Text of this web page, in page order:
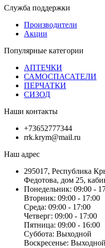
Служба поддержки
Производители
Акции
Популярные категории
АПТЕЧКИ
САМОСПАСАТЕЛИ
ПЕРЧАТКИ
СИЗОД
Наши контакты
+73652777344
rrk.krym@mail.ru
Наш адрес
295017, Республика
Федотова, дом 25,
Понедельник: 09:00 -
Вторник: 09:00 - 17:00
Среда: 09:00 - 17:00
Четверг: 09:00 - 17:00
Пятница: 09:00 - 16:00
Суббота: Выходной
Воскресенье: Выходной